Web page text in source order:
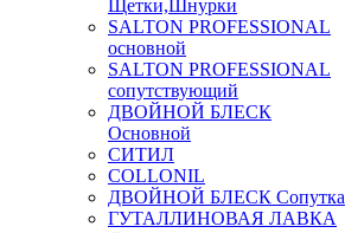
Щетки,Шнурки
SALTON PROFESSIONAL
основной
SALTON PROFESSIONAL
сопутствующий
ДВОЙНОЙ БЛЕСК
Основной
СИТИЛ
COLLONIL
ДВОЙНОЙ БЛЕСК Сопутка
ГУТАЛЛИНОВАЯ ЛАВКА